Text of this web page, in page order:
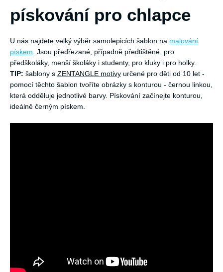
pískování pro chlapce
U nás najdete velký výběr samolepicích šablon na malování
pískem . Jsou předřezané, případně předtištěné, pro
předškoláky, menší školáky i studenty, pro kluky i pro holky.
TIP: šablony s ZENTANGLE motivy určené pro děti od 10 let -
pomocí těchto šablon tvoříte obrázky s konturou - černou linkou,
která odděluje jednotlivé barvy. Pískování začínejte konturou,
ideálně černým pískem.